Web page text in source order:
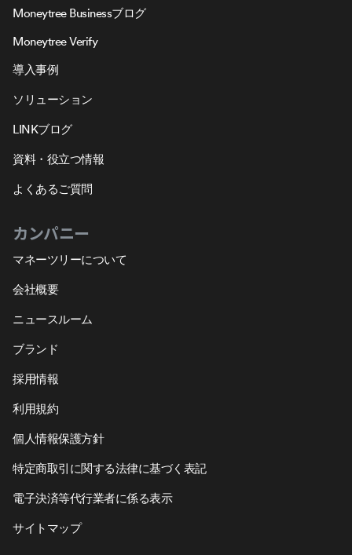
Moneytree Businessブログ
Moneytree Verify
導入事例
ソリューション
LINKブログ
資料・役立つ情報
よくあるご質問
カンパニー
マネーツリーについて
会社概要
ニュースルーム
ブランド
採用情報
利用規約
個人情報保護方針
特定商取引に関する法律に基づく表記
電子決済等代行業者に係る表示
サイトマップ